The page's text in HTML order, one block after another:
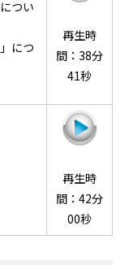
つい
につ
再生時
間：38分
41秒
再生時
間：42分
00秒